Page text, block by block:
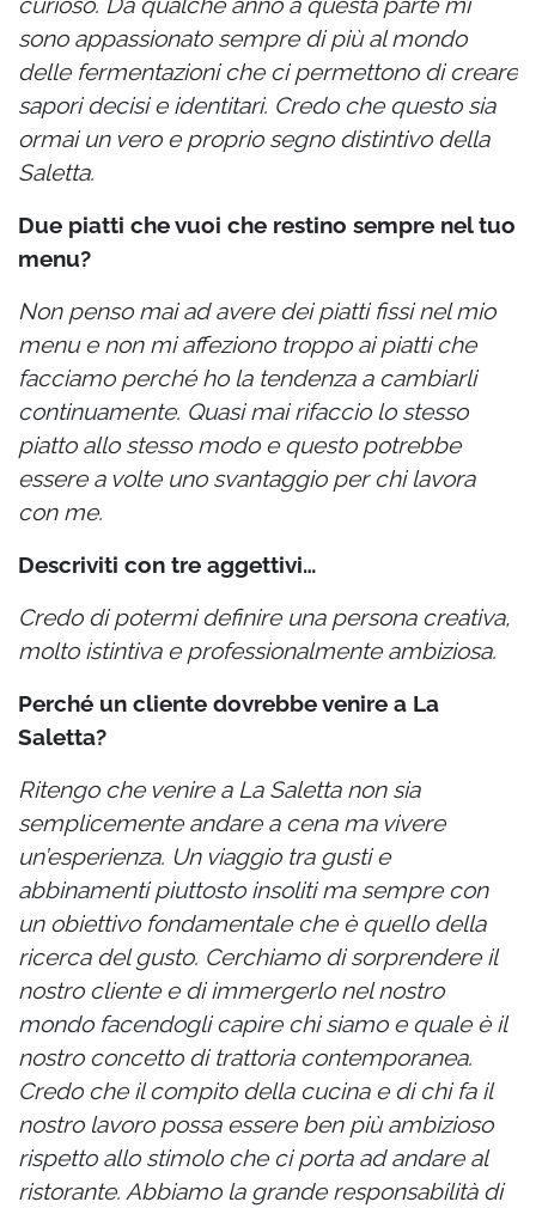
sono appassionato sempre di più al mondo
delle fermentazioni che ci permettono di creare
sapori decisi e identitari. Credo che questo sia
ormai un vero e proprio segno distintivo della
Saletta.
Due piatti che vuoi che restino sempre nel tuo
menu?
Non penso mai ad avere dei piatti fissi nel mio
menu e non mi affeziono troppo ai piatti che
facciamo perché ho la tendenza a cambiarli
continuamente. Quasi mai rifaccio lo stesso
piatto allo stesso modo e questo potrebbe
essere a volte uno svantaggio per chi lavora
con me.
Descriviti con tre aggettivi…
Credo di potermi definire una persona creativa,
molto istintiva e professionalmente ambiziosa.
Perché un cliente dovrebbe venire a La
Saletta?
Ritengo che venire a La Saletta non sia
semplicemente andare a cena ma vivere
un’esperienza. Un viaggio tra gusti e
abbinamenti piuttosto insoliti ma sempre con
un obiettivo fondamentale che è quello della
ricerca del gusto. Cerchiamo di sorprendere il
nostro cliente e di immergerlo nel nostro
mondo facendogli capire chi siamo e quale è il
nostro concetto di trattoria contemporanea.
Credo che il compito della cucina e di chi fa il
nostro lavoro possa essere ben più ambizioso
rispetto allo stimolo che ci porta ad andare al
ristorante. Abbiamo la grande responsabilità di